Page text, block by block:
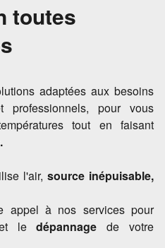
toutes
adaptées aux besoins
professionnels, pour vous
tout en faisant
l'air, source inépuisable,
appel à nos services pour
ledépannage de votre